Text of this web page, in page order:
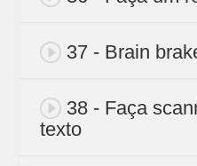
37 - Brain
38 - Faça
texto